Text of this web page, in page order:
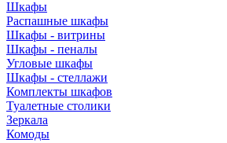
Шкафы
Распашные шкафы
Шкафы - витрины
Шкафы - пеналы
Угловые шкафы
Шкафы - стеллажи
Комплекты шкафов
Туалетные столики
Зеркала
Комоды